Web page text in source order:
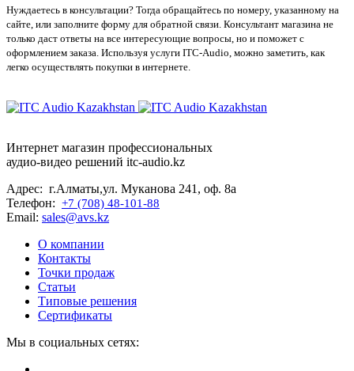
Нуждаетесь в консультации? Тогда обращайтесь по номеру, указанному на
сайте, или заполните форму для обратной связи. Консультант магазина не
только даст ответы на все интересующие вопросы, но и поможет с
оформлением заказа. Используя услуги ITC-Audio, можно заметить, как
легко осуществлять покупки в интернете.
Интернет магазин профессиональных
аудио-видео решений itc-audio.kz
Адрес: г.Алматы,ул. Муканова 241, оф. 8а
Телефон: +7 (708) 48-101-88
Email: sales@avs.kz
О компании
Контакты
Точки продаж
Статьи
Типовые решения
Сертификаты
Мы в социальных сетях: